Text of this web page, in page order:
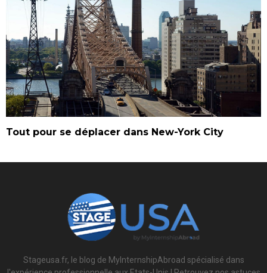
Tout pour se déplacer dans New-York City
Stageusa.fr, le blog de MyInternshipAbroad spécialisé dans